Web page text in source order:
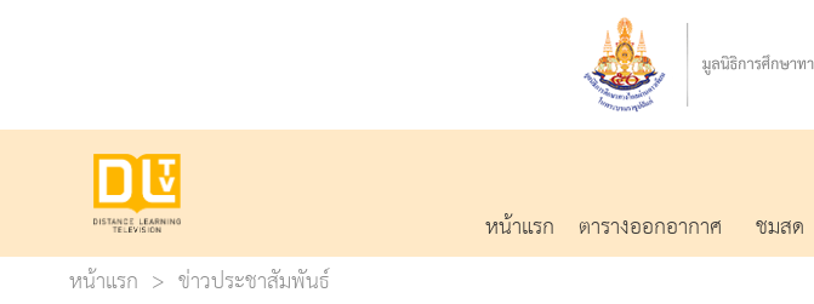
หน้าแรก ตารางออกอากาศ ชมสด
หน้าแรก
ข่าวประชาสัมพันธ์